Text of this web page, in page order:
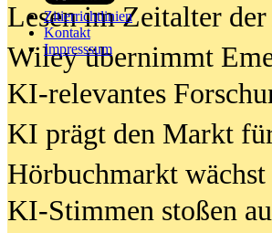
Zitierrichtlinien
Kontakt
Impresssum
Lesen im Zeitalter
Wiley übernimmt
KI-relevantes
KI prägt den Markt
Hörbuchmarkt
KI-Stimmen stoßen